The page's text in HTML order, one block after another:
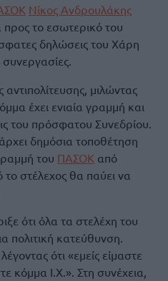
Νίκος Ανδρουλάκης
το εσωτερικό του
δηλώσεις του Χάρη
συνεργασίες.
μιλώντας
έχει ενιαία γραμμή και
του πρόσφατου Συνεδρίου.
δημόσια τοποθέτηση
του ΠΑΣΟΚ από
το στέλεχος θα παύει να
ότι όλα τα στελέχη του
πολιτική κατεύθυνση.
ότι «εμείς είμαστε
κόμμα Ι.Χ.». Στη συνέχεια,